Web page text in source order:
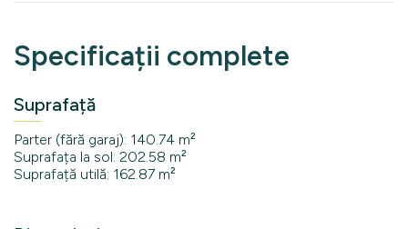
Specificații complete
Suprafață
Parter (fără garaj): 140.74 m²
Suprafața la sol: 202.58 m²
Suprafață utilă: 162.87 m²